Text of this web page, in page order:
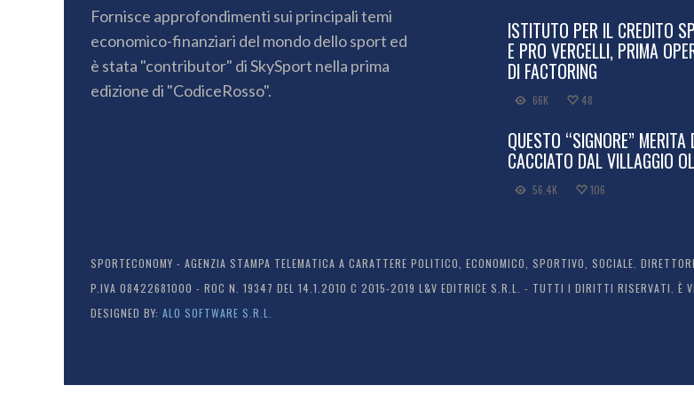
Fornisce approfondimenti sui principali temi
economico-finanziari del mondo dello sport ed
è stata "contributor" di SkySport nella prima
edizione di "CodiceRosso".
ISTITUTO PER IL CREDITO
E PRO VERCELLI, PRIMA
DI FACTORING
66K 48
QUESTO “SIGNORE” MERITA
CACCIATO DAL VILLAGGIO
56.4K 106
SPORTECONOMY - AGENZIA STAMPA TELEMATICA A CARATTERE POLITICO, ECONOMICO, SPORTIVO, SOCIALE.
P.IVA 08422681000 - ROC N. 19347 DEL 14.1.2010 C 2015-2019 L&V EDITRICE S.R.L. - TUTTI I DIRITTI RISERVATI. È
DESIGNED BY: ALO SOFTWARE S.R.L.